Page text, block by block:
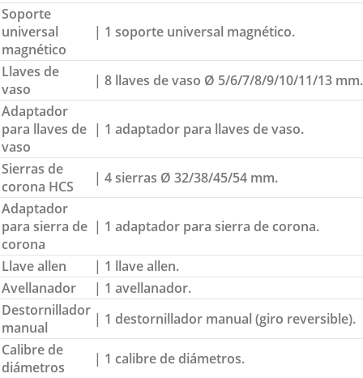
Soporte
universal
magnético
| 1 soporte universal magnético.
Llaves de
vaso
| 8 llaves de vaso Ø 5/6/7/8/9/10/11/13 mm.
Adaptador
para llaves de
vaso
| 1 adaptador para llaves de vaso.
Sierras de
corona HCS
| 4 sierras Ø 32/38/45/54 mm.
Adaptador
para sierra de
corona
| 1 adaptador para sierra de corona.
Llave allen
| 1 llave allen.
Avellanador
| 1 avellanador.
Destornillador
manual
| 1 destornillador manual (giro reversible).
Calibre de
diámetros
| 1 calibre de diámetros.